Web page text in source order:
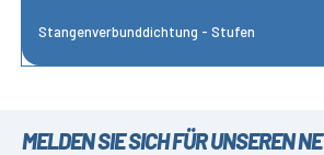
Stangenverbunddichtung - Stufen
MELDEN SIE SICH FÜR UNSEREN